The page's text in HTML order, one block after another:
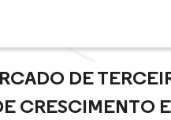
DE
CRESCIMENTO